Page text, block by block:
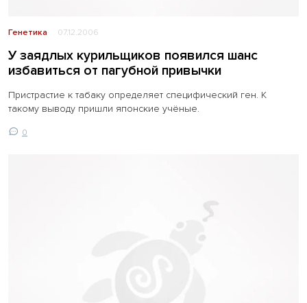
Генетика 07.12.2006
У заядлых курильщиков появился шанс
избавиться от пагубной привычки
Пристрастие к табаку определяет специфический ген. К
такому выводу пришли японские учёные.
0